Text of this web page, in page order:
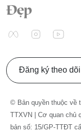
Đăng ký theo dõi
© Bản quyền thuộc về
TTXVN | Cơ quan chủ
bản số: 15/GP-TTĐT